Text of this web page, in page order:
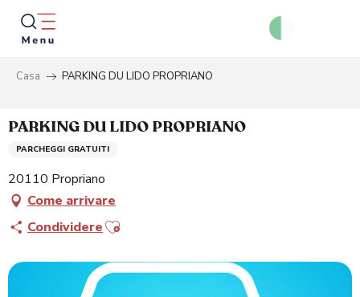
Aller
contenu
principal
Casa PARKING DU LIDO PROPRIANO
PARKING DU LIDO PROPRIANO
PARCHEGGI GRATUITI
20110 Propriano
Come arrivare
CondividereAjouter aux favoris